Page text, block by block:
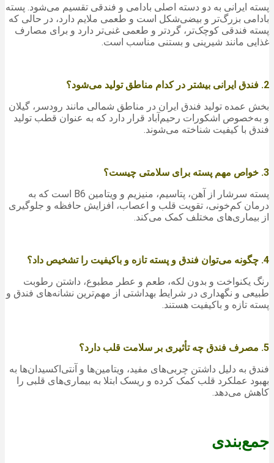
پسته ایرانی به دو دسته اصلی بادامی و فندقی تقسیم می‌شود. پسته
بادامی بزرگ‌تر و بیضی‌شکل است و طعمی ملایم دارد، در حالی که
پسته فندقی کوچک‌تر، گردتر و طعمی غنی‌تر دارد و برای مصارف
غذایی مانند شیرینی و بستنی مناسب است.
2. فندق ایرانی بیشتر در کدام مناطق تولید می‌شود؟
بخش عمده تولید فندق ایران در مناطق شمالی مانند رودسر، گیلان
و به‌خصوص اشکورات رحیم‌آباد قرار دارد که به عنوان قطب تولید
فندق با کیفیت شناخته می‌شوند.
3. خواص مهم پسته برای سلامتی چیست؟
پسته سرشار از آهن، پتاسیم، منیزیم و ویتامین B6 است که به
درمان کم‌خونی، تقویت قلب و اعصاب، افزایش حافظه و جلوگیری
از بیماری‌های مختلف کمک می‌کند.
4. چگونه می‌توان فندق و پسته تازه و باکیفیت را تشخیص داد؟
رنگ یکنواخت و بدون لکه، طعم و عطر مطبوع، داشتن رطوبت
طبیعی و نگهداری در شرایط بهداشتی از مهم‌ترین نشانه‌های فندق و
پسته تازه و باکیفیت هستند.
5. مصرف فندق چه تأثیری بر سلامت قلب دارد؟
فندق به دلیل داشتن چربی‌های مفید، ویتامین‌ها و آنتی‌اکسیدان‌ها به
بهبود عملکرد قلب کمک کرده و ریسک ابتلا به بیماری‌های قلبی را
کاهش می‌دهد.
جمع‌بندی